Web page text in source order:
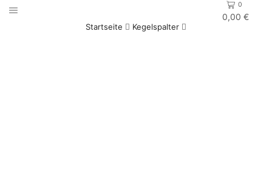
0
0,00€
Startseite Kegelspalter